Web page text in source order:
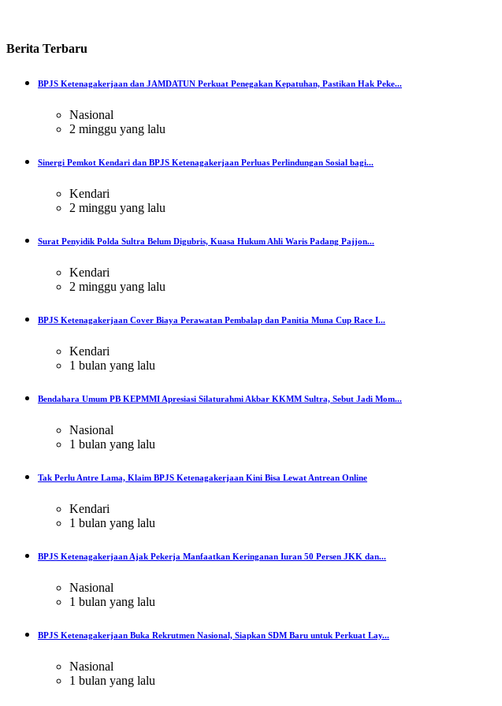
Berita Terbaru
BPJS Ketenagakerjaan dan JAMDATUN Perkuat Penegakan Kepatuhan, Pastikan Hak Peke...
Nasional
2 minggu yang lalu
Sinergi Pemkot Kendari dan BPJS Ketenagakerjaan Perluas Perlindungan Sosial bagi...
Kendari
2 minggu yang lalu
Surat Penyidik Polda Sultra Belum Digubris, Kuasa Hukum Ahli Waris Padang Pajjon...
Kendari
2 minggu yang lalu
BPJS Ketenagakerjaan Cover Biaya Perawatan Pembalap dan Panitia Muna Cup Race I...
Kendari
1 bulan yang lalu
Bendahara Umum PB KEPMMI Apresiasi Silaturahmi Akbar KKMM Sultra, Sebut Jadi Mom...
Nasional
1 bulan yang lalu
Tak Perlu Antre Lama, Klaim BPJS Ketenagakerjaan Kini Bisa Lewat Antrean Online
Kendari
1 bulan yang lalu
BPJS Ketenagakerjaan Ajak Pekerja Manfaatkan Keringanan Iuran 50 Persen JKK dan...
Nasional
1 bulan yang lalu
BPJS Ketenagakerjaan Buka Rekrutmen Nasional, Siapkan SDM Baru untuk Perkuat Lay...
Nasional
1 bulan yang lalu